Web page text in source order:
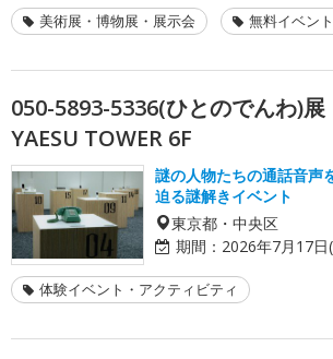
美術展・博物展・展示会 無料イベント
050-5893-5336(ひとのでんわ)
YAESU TOWER 6F
謎の人物たちの通話音声
迫る謎解きイベント
東京都・中央区
期間： 2026年7月17
体験イベント・アクティビティ